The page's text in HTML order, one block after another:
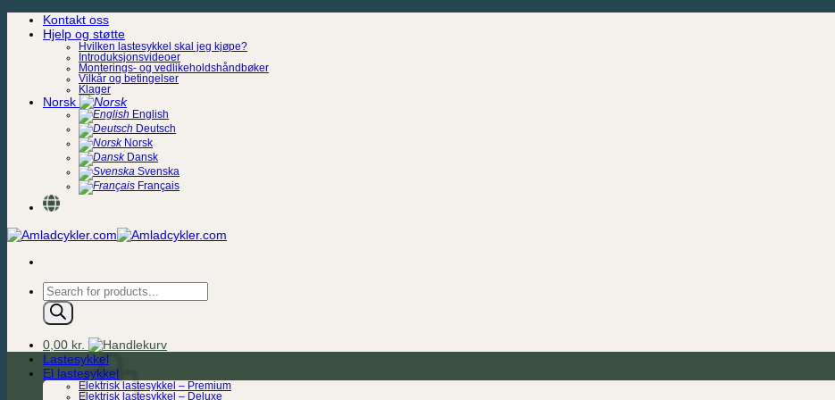
Skip
Kontakt oss
Hjelp og støtte
Hvilken lastesykkel skal jeg kjøpe?
Introduksjonsvideoer
Monterings- og vedlikeholdshåndbøker
Vilkår og betingelser
Klager
Norsk
English
Deutsch
Norsk
Dansk
Svenska
Français
Products
search
0,00 kr.
Lastesykkel
El lastesykkel
Elektrisk lastesykkel – Premium
Elektrisk lastesykkel – Deluxe